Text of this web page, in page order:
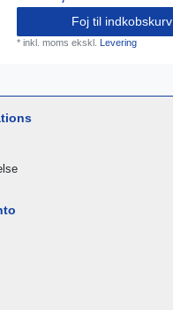
Foj til indkobskurv
*inkl. moms ekskl. Levering